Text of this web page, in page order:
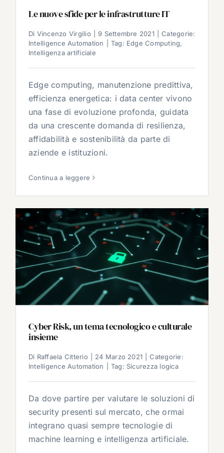
Le nuove sfide per le infrastrutture IT
Di Vincenzo Virgilio 9 Settembre 2021
Categorie:
Intelligence Automation
Tag: Edge Computing,
Intelligenza artificiale
Edge computing, manutenzione predittiva,
efficienza energetica: i data center vivono
una fase di evoluzione profonda, guidata
da una crescente domanda di resilienza,
affidabilità e sostenibilità da parte di
aziende e istituzioni.
Continua a leggere
Cyber Risk, un tema tecnologico e culturale
insieme
Di Raffaela Citterio 24 Marzo 2021
Categorie:
Intelligence Automation
Tag: Sicurezza logica
Da dove partire per valutare le soluzioni di
security presenti sul mercato, che ormai
integrano quasi sempre tecnologie di
machine learning e intelligenza artificiale.